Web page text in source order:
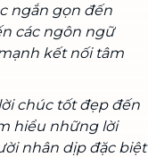
ngắn gọn đến
các ngôn ngữ
kết nối tâm
chúc tốt đẹp đến
hiểu những lời
nhân dịp đặc biệt